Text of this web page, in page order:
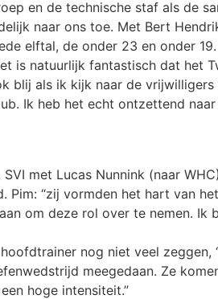
en de technische staf als de
naar ons toe. Met Bert
elftal, de onder 23 en onder
is natuurlijk fantastisch dat het
blij als ik kijk naar de
Ik heb het echt ontzettend
met Lucas Nunnink (naar
Pim: “zij vormden het hart van
om deze rol over te nemen. Ik
nog niet veel
meegedaan. Ze
hoge intensiteit.”